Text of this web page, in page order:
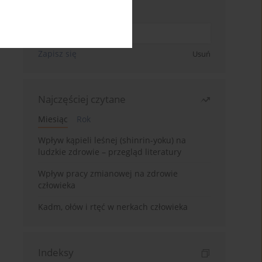
Zapisz się Usuń
Najczęściej czytane
Miesiąc
Rok
Wpływ kąpieli leśnej (shinrin-yoku) na
ludzkie zdrowie – przegląd literatury
Wpływ pracy zmianowej na zdrowie
człowieka
Kadm, ołów i rtęć w nerkach człowieka
Indeksy